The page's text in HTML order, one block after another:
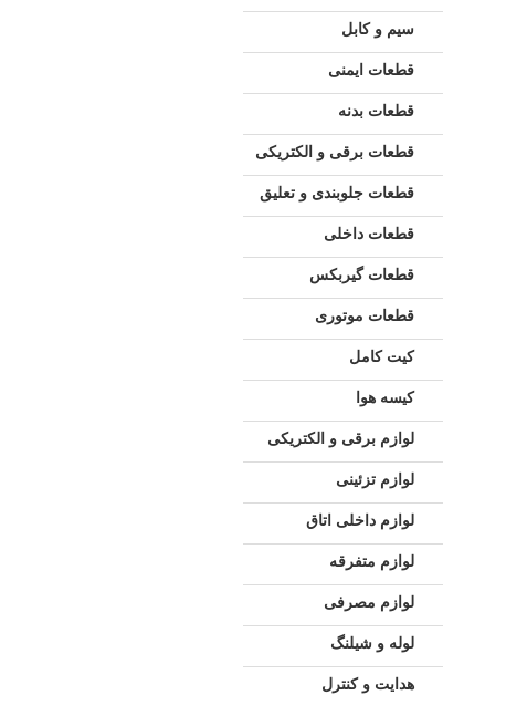
سیم و کابل
قطعات ایمنی
قطعات بدنه
قطعات برقی و الکتریکی
قطعات جلوبندی و تعلیق
قطعات داخلی
قطعات گیربکس
قطعات موتوری
کیت کامل
کیسه هوا
لوازم برقی و الکتریکی
لوازم تزئینی
لوازم داخلی اتاق
لوازم متفرقه
لوازم مصرفی
لوله و شیلنگ
هدایت و کنترل